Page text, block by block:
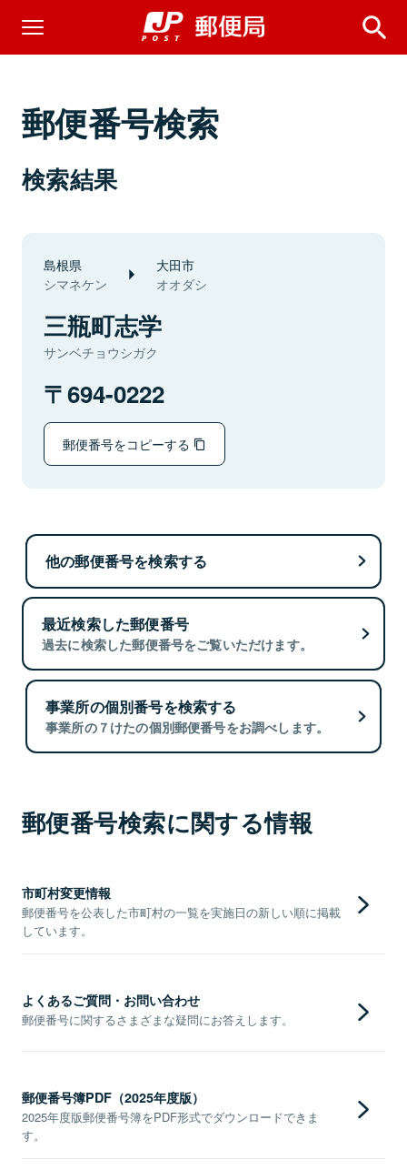
郵便番号検索
検索結果
島根県
シマネケン
大田市
オオダシ
三瓶町志学
サンベチョウシガク
694-0222
郵便番号をコピーする
他の郵便番号を検索する
最近検索した郵便番号
過去に検索した郵便番号をご覧いただけます。
事業所の個別番号を検索する
事業所の７けたの個別郵便番号をお調べします。
郵便番号検索に関する情報
市町村変更情報
郵便番号を公表した市町村の一覧を実施日の新しい順に掲載
しています。
よくあるご質問・お問い合わせ
郵便番号に関するさまざまな疑問にお答えします。
郵便番号簿PDF（2025年度版）
2025年度版郵便番号簿をPDF形式でダウンロードできま
す。